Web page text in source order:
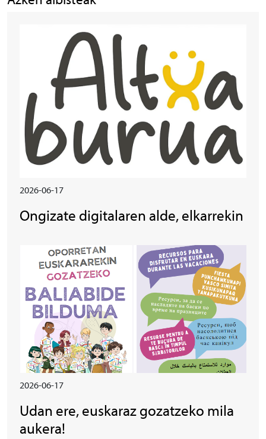
2026-06-17
Ongizate digitalaren alde, elkarrekin
2026-06-17
Udan ere, euskaraz gozatzeko mila
aukera!